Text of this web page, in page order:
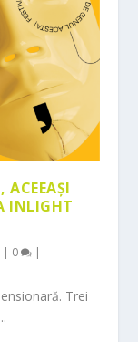
INLIGHT
| 0 |
Trei